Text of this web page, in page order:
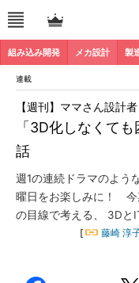
組み込み開発 メカ設計 製
連載
「3D化しなくて
話
【週刊】ママさん設計
週1の連続ドラマのよう
曜日をお楽しみに！ 今
の目線で考える、 3Dと
[ 藤崎 淳